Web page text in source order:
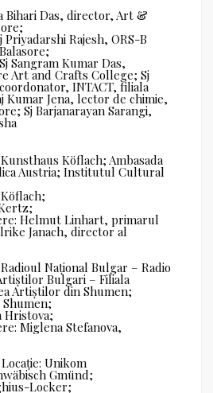
Bihari Das, director, Art &
Rajesh, ORS-B
Sangram Kumar Das,
Art and Crafts College; Sj
INTACT, filiala
Kumar Jena, lector de chimie,
Sj Barjanarayan Sarangi,
Köflach; Ambasada
Austria; Institutul Cultural
Helmut Linhart, primarul
Janach, director al
Național Bulgar – Radio
Bulgari – Filiala
Artiștilor din Shumen;
Shumen;
Hristova;
Miglena Stefanova,
Unikom
Gmünd;
Locker;